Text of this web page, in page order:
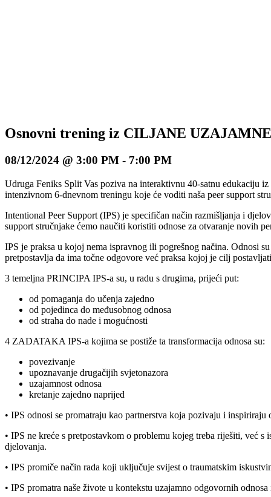
Osnovni trening iz CILJANE
08/12/2024 @ 3:00 PM - 7:00 PM
Udruga Feniks Split Vas poziva na interaktivnu 40-satnu edukaciju
intenzivnom 6-dnevnom treningu koje će voditi naša peer support
Intentional Peer Support (IPS) je specifičan način razmišljanja i
support stručnjake ćemo naučiti koristiti odnose za otvaranje novih
IPS je praksa u kojoj nema ispravnog ili pogrešnog načina. Odnosi
pretpostavlja da ima točne odgovore već praksa kojoj je cilj
3 temeljna PRINCIPA IPS-a su, u radu s drugima, prijeći put:
od pomaganja do učenja zajedno
od pojedinca do međusobnog odnosa
od straha do nade i mogućnosti
4 ZADATAKA IPS-a kojima se postiže ta transformacija odnosa su:
povezivanje
upoznavanje drugačijih svjetonazora
uzajamnost odnosa
kretanje zajedno naprijed
• IPS odnosi se promatraju kao partnerstva koja pozivaju i
• IPS ne kreće s pretpostavkom o problemu kojeg treba riješiti, već
djelovanja.
• IPS promiče način rada koji uključuje svijest o traumatskim
• IPS promatra naše živote u kontekstu uzajamno odgovornih